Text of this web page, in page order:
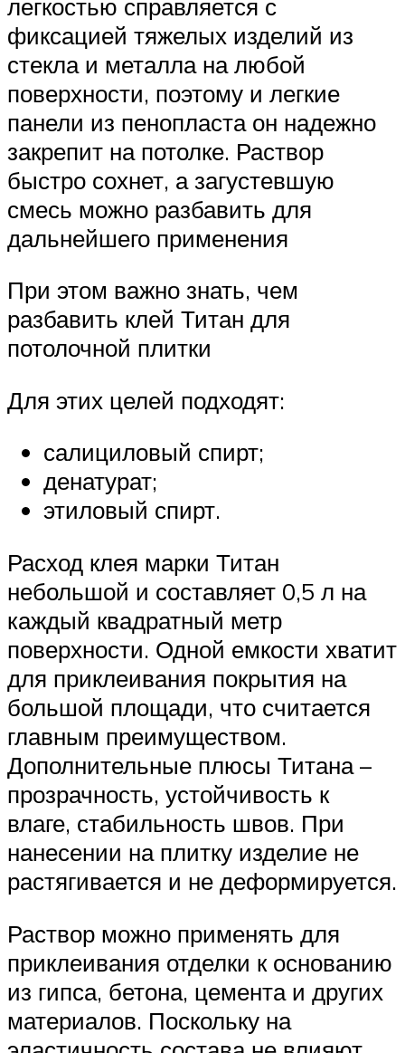
легкостью справляется с
фиксацией тяжелых изделий из
стекла и металла на любой
поверхности, поэтому и легкие
панели из пенопласта он надежно
закрепит на потолке. Раствор
быстро сохнет, а загустевшую
смесь можно разбавить для
дальнейшего применения
При этом важно знать, чем
разбавить клей Титан для
потолочной плитки
Для этих целей подходят:
салициловый спирт;
денатурат;
этиловый спирт.
Расход клея марки Титан
небольшой и составляет 0,5 л на
каждый квадратный метр
поверхности. Одной емкости хватит
для приклеивания покрытия на
большой площади, что считается
главным преимуществом.
Дополнительные плюсы Титана –
прозрачность, устойчивость к
влаге, стабильность швов. При
нанесении на плитку изделие не
растягивается и не деформируется.
Раствор можно применять для
приклеивания отделки к основанию
из гипса, бетона, цемента и других
материалов. Поскольку на